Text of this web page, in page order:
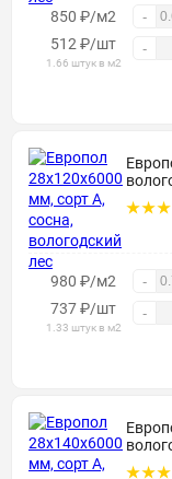
850 ₽/м2 -
512 ₽/шт
1.66 штук в м2
-
980 ₽/м2 -
737₽/шт
1.33 штук в м2
-